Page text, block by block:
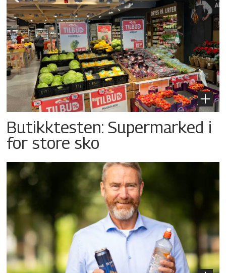
Butikktesten: Supermarked i
for store sko